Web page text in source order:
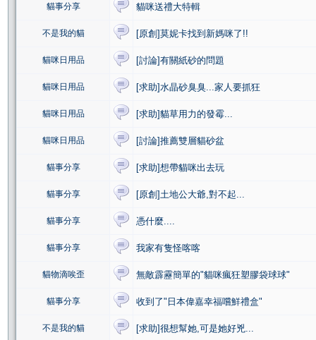
貓事分享 貓咪送禮大特輯
不是我的貓 [原創]莫妮卡找到新媽咪了!!
貓咪日用品 [討論]有關紙砂的問題
貓咪日用品 [求助]水晶砂臭臭...家人要抓狂
貓咪日用品 [求助]貓草用力的發霉...
貓咪日用品 [討論]推薦雙層貓砂盆
貓事分享 [求助]想帶貓咪出去玩
貓事分享 [原創]土地公大爺,對不起...
貓事分享 憑什麼....
貓事分享 我家有隻怪喀喀
貓物滴唉歪 無敵霹靂簡單的"貓咪瘋狂塑膠袋球球"
貓事分享 收到了"日本偉嘉幸福嚐鮮禮盒"
不是我的貓 [求助]很想幫她,可是她好兇...